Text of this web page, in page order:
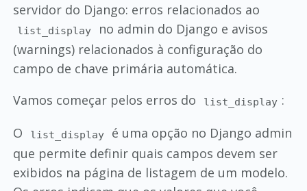
servidor do Django: erros relacionados ao
list_display
no admin do Django e avisos
(warnings) relacionados à configuração do
campo de chave primária automática.
Vamos começar pelos erros do
list_display :
O
list_display
é uma opção no Django admin
que permite definir quais campos devem ser
exibidos na página de listagem de um modelo.